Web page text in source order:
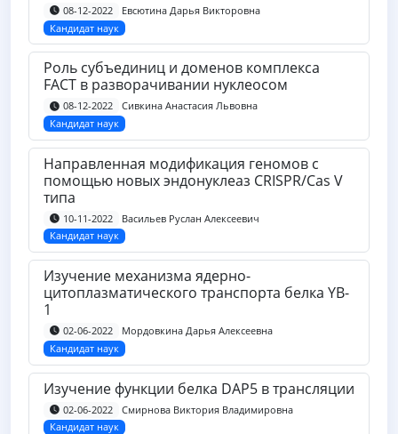
08-12-2022
Евсютина Дарья Викторовна
Кандидат наук
Роль субъединиц и доменов комплекса
FACT в разворачивании нуклеосом
08-12-2022
Сивкина Анастасия Львовна
Кандидат наук
Направленная модификация геномов с
помощью новых эндонуклеаз CRISPR/Cas V
типа
10-11-2022
Васильев Руслан Алексеевич
Кандидат наук
Изучение механизма ядерно-
цитоплазматического транспорта белка YB-
1
02-06-2022
Мордовкина Дарья Алексеевна
Кандидат наук
Изучение функции белка DAP5 в трансляции
02-06-2022
Смирнова Виктория Владимировна
Кандидат наук